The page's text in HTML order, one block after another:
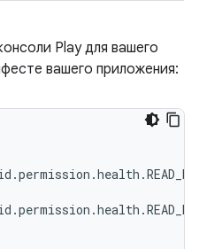
Play для вашего
вашего приложения: